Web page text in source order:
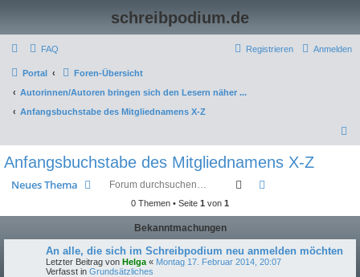
schreibpodium.de
FAQ Anmelden
Registrieren
Portal
Foren-Übersicht
Autorinnen/Autoren bringen sich den Lesern näher ...
Anfangsbuchstabe des Mitgliednamens X-Z
Anfangsbuchstabe des Mitgliednamens X-Z
Neues Thema Suche
0 Themen • Seite 1 von 1
Bekanntmachungen
An alle, die sich im Schreibpodium neu anmelden möchten
Letzter Beitrag von Helga « Montag 17. Februar 2014, 20:07
Verfasst in Grundsätzliches